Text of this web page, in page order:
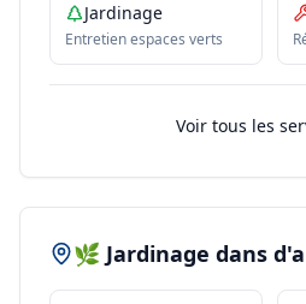
Jardinage
Entretien espaces verts
Voir tous les
🌿 Jardinage dans